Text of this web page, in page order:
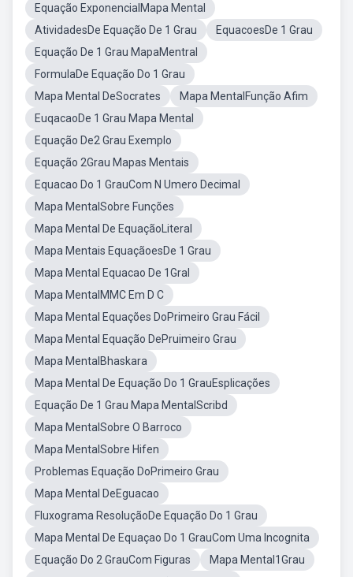
Equação ExponencialMapa Mental
AtividadesDe Equação De 1 Grau
EquacoesDe 1 Grau
Equação De 1 Grau MapaMentral
FormulaDe Equação Do 1 Grau
Mapa Mental DeSocrates
Mapa MentalFunção Afim
EuqacaoDe 1 Grau Mapa Mental
Equação De2 Grau Exemplo
Equação 2Grau Mapas Mentais
Equacao Do 1 GrauCom N Umero Decimal
Mapa MentalSobre Funções
Mapa Mental De EquaçãoLiteral
Mapa Mentais EquaçãoesDe 1 Grau
Mapa Mental Equacao De 1Gral
Mapa MentalMMC Em D C
Mapa Mental Equações DoPrimeiro Grau Fácil
Mapa Mental Equação DePruimeiro Grau
Mapa MentalBhaskara
Mapa Mental De Equação Do 1 GrauEsplicações
Equação De 1 Grau Mapa MentalScribd
Mapa MentalSobre O Barroco
Mapa MentalSobre Hifen
Problemas Equação DoPrimeiro Grau
Mapa Mental DeEguacao
Fluxograma ResoluçãoDe Equação Do 1 Grau
Mapa Mental De Equaçao Do 1 GrauCom Uma Incognita
Equação Do 2 GrauCom Figuras
Mapa Mental1Grau